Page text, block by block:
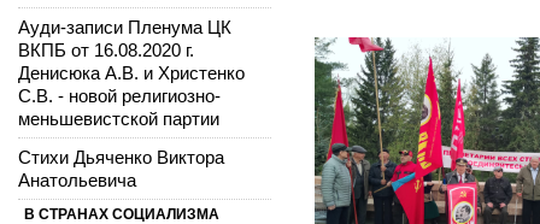
Ауди-записи Пленума ЦК
ВКПБ от 16.08.2020 г.
Денисюка А.В. и Христенко
С.В. - новой религиозно-
меньшевистской партии
Стихи Дьяченко Виктора
Анатольевича
В СТРАНАХ СОЦИАЛИЗМА